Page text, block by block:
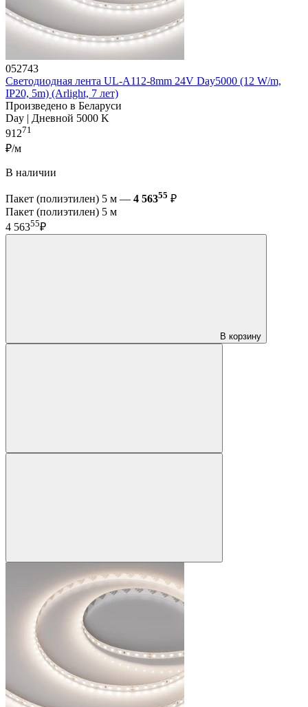
052743
Светодиодная лента UL-A112-8mm 24V Day5000 (12 W/m,
IP20, 5m) (Arlight, 7 лет)
Произведено в Беларуси
Day | Дневной 5000 K
91271
₽/м
В наличии
Пакет (полиэтилен) 5 м — 4 56355 ₽
Пакет (полиэтилен) 5 м
4 56355₽
В корзину